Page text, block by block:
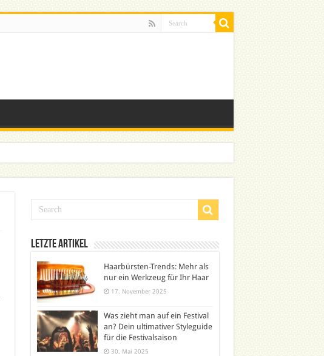
Letzte Artikel
Haarbürsten-Trends: Mehr als
nur ein Werkzeug für Ihr Haar
17. November 2025
Was zieht man auf ein Festival
an? Dein ultimativer Styleguide
für die Festivalsaison
30. Mai 2025